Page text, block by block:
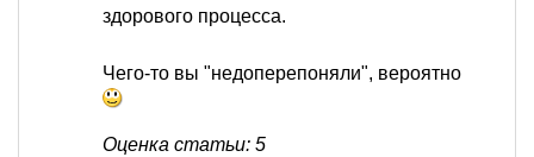
здорового процесса.
Чего-то вы "недоперепоняли", вероятно
Оценка статьи: 5